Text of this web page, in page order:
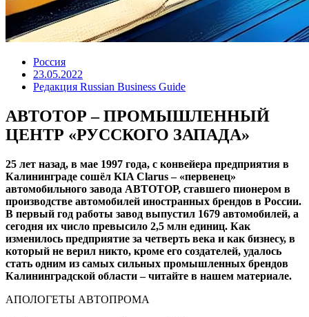
Россия
23.05.2022
Редакция Russian Business Guide
АВТОТОР – ПРОМЫШЛЕННЫЙ
ЦЕНТР «РУССКОГО ЗАПАДА»
25 лет назад, в мае 1997 года, с конвейера предприятия в
Калининграде сошёл KIA Clarus – «первенец»
автомобильного завода АВТОТОР, ставшего пионером в
производстве автомобилей иностранных брендов в России.
В первый год работы завод выпустил 1679 автомобилей, а
сегодня их число превысило 2,5 млн единиц. Как
изменилось предприятие за четверть века и как бизнесу, в
который не верил никто, кроме его создателей, удалось
стать одним из самых сильных промышленных брендов
Калининградской области – читайте в нашем материале.
АПОЛОГЕТЫ АВТОПРОМА